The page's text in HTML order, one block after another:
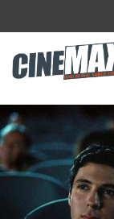
Saltar para o